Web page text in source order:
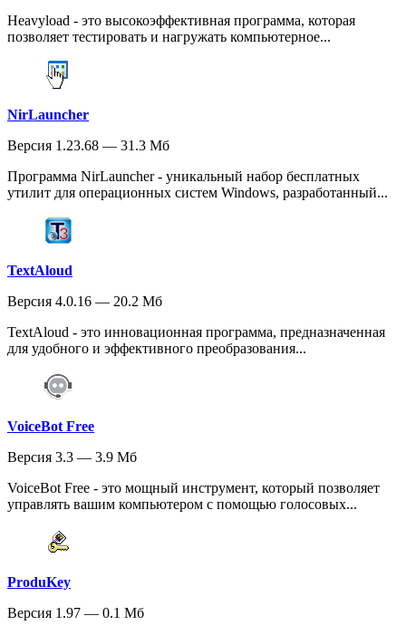
Heavyload - это высокоэффективная программа, которая
позволяет тестировать и нагружать компьютерное...
NirLauncher
Версия 1.23.68 — 31.3 Мб
Программа NirLauncher - уникальный набор бесплатных
утилит для операционных систем Windows, разработанный...
TextAloud
Версия 4.0.16 — 20.2 Мб
TextAloud - это инновационная программа, предназначенная
для удобного и эффективного преобразования...
VoiceBot Free
Версия 3.3 — 3.9 Мб
VoiceBot Free - это мощный инструмент, который позволяет
управлять вашим компьютером с помощью голосовых...
ProduKey
Версия 1.97 — 0.1 Мб